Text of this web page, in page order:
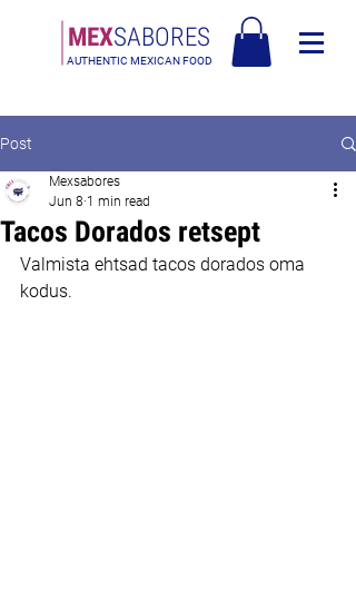
MEXSABORES
AUTHENTIC MEXICAN FOOD
Post
Tacos Dorados retsept
Mexsabores
Jun 8 1 min read
Valmista ehtsad tacos dorados oma
kodus.